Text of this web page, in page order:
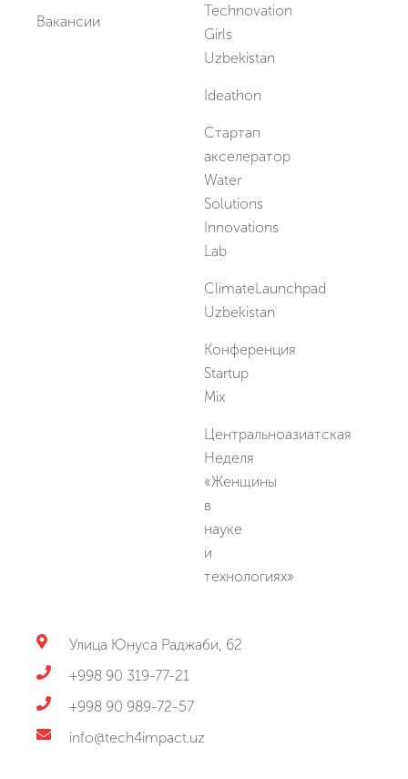
Вакансии
Technovation
Girls
Uzbekistan
Ideathon
Стартап
акселератор
Water
Solutions
Innovations
Lab
ClimateLaunchpad
Uzbekistan
Конференция
Startup
Mix
Центральноазиатская
Неделя
«Женщины
в
науке
и
технологиях»
Улица Юнуса Раджаби, 62
+998 90 319-77-21
+998 90 989-72-57
info@tech4impact.uz